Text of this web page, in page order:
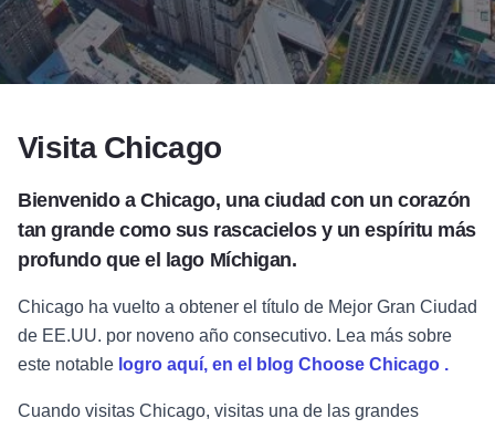
Add to Favorites
Compartir esta página
Visita Chicago
Bienvenido a Chicago, una ciudad con un corazón
tan grande como sus rascacielos y un espíritu más
profundo que el lago Míchigan.
Chicago ha vuelto a obtener el título de Mejor Gran Ciudad
de EE.UU. por noveno año consecutivo. Lea más sobre
este notable logro aquí, en el blog Choose Chicago .
Cuando visitas Chicago, visitas una de las grandes